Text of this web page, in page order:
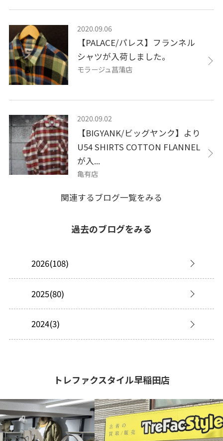
2020.09.06
【PALACE/パレス】フランネル
シャツが入荷しました。​
モラージュ菖蒲店
2020.09.02
【BIGYANK/ビッグヤンク】より
U54 SHIRTS COTTON FLANNEL
が入...
亀有店
関連するブログ一覧をみる
過去のブログをみる
2026(108)
2025(80)
2024(3)
トレファクスタイル早稲田店